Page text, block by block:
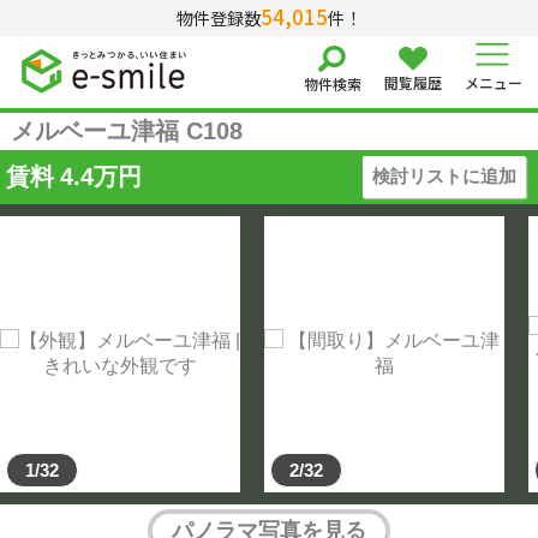
物件登録数54,015件！
物件検索 閲覧履歴 メニュー
メルベーユ津福 C108
賃料 4.4万円 検討リストに追加
1/32 2/32
パノラマ写真を見る